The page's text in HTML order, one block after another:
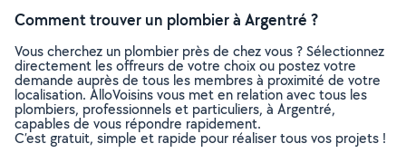
Comment trouver un plombier à Argentré ?
Vous cherchez un plombier près de chez vous ? Sélectionnez
directement les offreurs de votre choix ou postez votre
demande auprès de tous les membres à proximité de votre
localisation. AlloVoisins vous met en relation avec tous les
plombiers, professionnels et particuliers, à Argentré,
capables de vous répondre rapidement.
C’est gratuit, simple et rapide pour réaliser tous vos projets !